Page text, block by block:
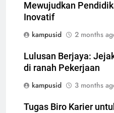
Mewujudkan
Inovatif
kampusid
2 months
Lulusan Berjaya:
di ranah Pekerjaan
kampusid
3 months
Tugas Biro Karier